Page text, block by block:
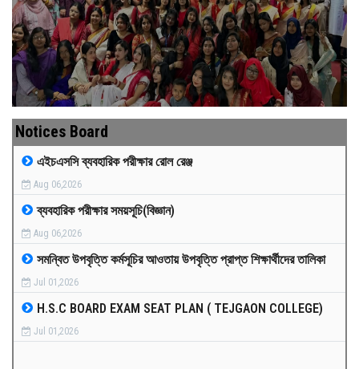
ABOUT US
FACULTIES
ACADEMICS
GALLERY
MEDIA
PAYMENT
CO-CURRICULUM
RESULTS
Notices Board
এইচএসসি ব্যবহারিক পরীক্ষার রোল রেঞ্জ
Aug 06,2026
ব্যবহারিক পরীক্ষার সময়সূচি(বিজ্ঞান)
Aug 06,2026
সমন্বিত উপবৃত্তি কর্মসূচির আওতায় উপবৃত্তি প্রাপ্ত শিক্ষার্থীদের তালিকা
Jul 01,2026
H.S.C BOARD EXAM SEAT PLAN ( TEJGAON COLLEGE)
Jul 01,2026